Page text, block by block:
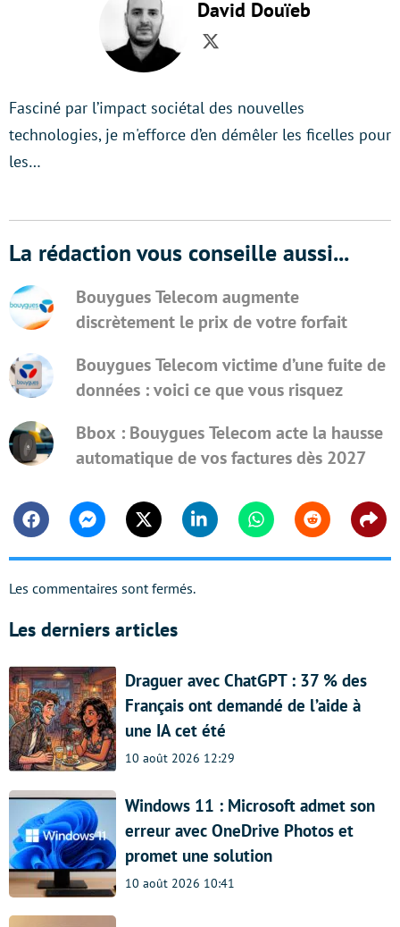
David Douïeb
Twitter
Fasciné par l’impact sociétal des nouvelles
technologies, je m'efforce d’en démêler les ficelles pour
les…
La rédaction vous conseille aussi...
Bouygues Telecom augmente
discrètement le prix de votre forfait
Bouygues Telecom victime d’une fuite de
données : voici ce que vous risquez
Bbox : Bouygues Telecom acte la hausse
automatique de vos factures dès 2027
FacebookMessengerTwitter Linkedin WhatsappReddit
Les commentaires sont fermés.
Les derniers articles
Draguer avec ChatGPT : 37 % des
Français ont demandé de l’aide à
une IA cet été
10 août 2026 12:29
Windows 11 : Microsoft admet son
erreur avec OneDrive Photos et
promet une solution
10 août 2026 10:41